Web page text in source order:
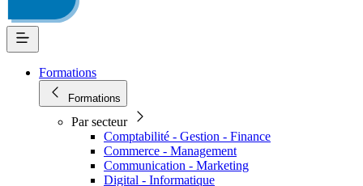
Formations
Formations
Par secteur
Comptabilité - Gestion - Finance
Commerce - Management
Communication - Marketing
Digital - Informatique